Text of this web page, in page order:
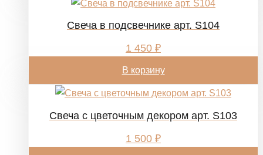
Свеча в подсвечнике арт. S104
1 450 ₽
В корзину
Свеча с цветочным декором арт. S103
1 500 ₽